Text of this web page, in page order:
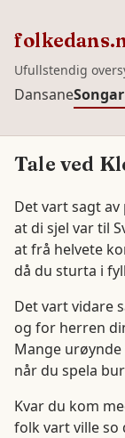
Ufullstendig
Dansane
Tale ved
Det vart sagt
at di sjel var til
at frå helvete
då du sturta i
Det vart vidare
og for herren
Mange
når du spela
Kvar du kom
folk vart ville so